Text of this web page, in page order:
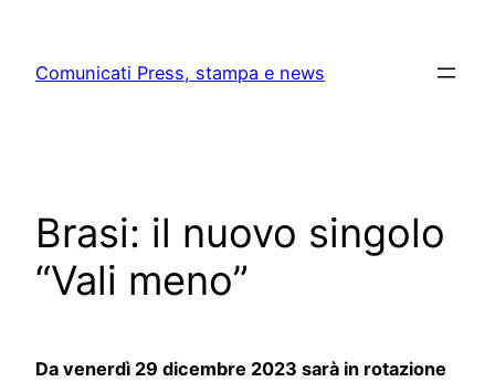
content
Comunicati Press, stampa e news
Brasi: il nuovo singolo
“Vali meno”
Da venerdì 29 dicembre 2023 sarà in rotazione